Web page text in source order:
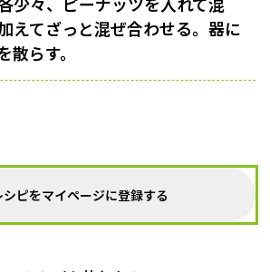
えてざっと混ぜ合わせる。器に
散らす。
シピをマイページに登録する